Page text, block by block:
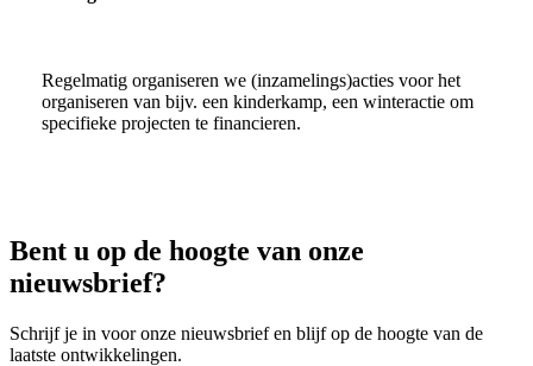
Regelmatig organiseren we (inzamelings)acties voor het
organiseren van bijv. een kinderkamp, een winteractie om
specifieke projecten te financieren.
Bent u op de hoogte van onze
nieuwsbrief?
Schrijf je in voor onze nieuwsbrief en blijf op de hoogte van de
laatste ontwikkelingen.